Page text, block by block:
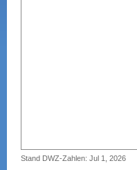
Stand DWZ-Zahlen: Jul 1, 2026